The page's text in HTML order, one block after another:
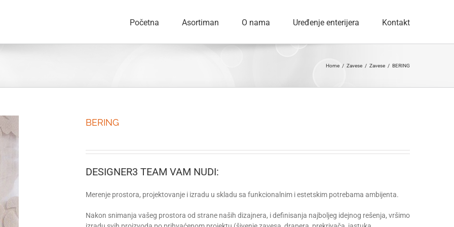
Početna Asortiman O nama Uređenje enterijera Kontakt
Home / Zavese / Zavese / BERING
BERING
DESIGNER3 TEAM VAM NUDI:
Merenje prostora, projektovanje i izradu u skladu sa funkcionalnim i estetskim potrebama ambijenta.
Nakon snimanja vašeg prostora od strane naših dizajnera, i definisanja najboljeg idejnog rešenja, vršimo